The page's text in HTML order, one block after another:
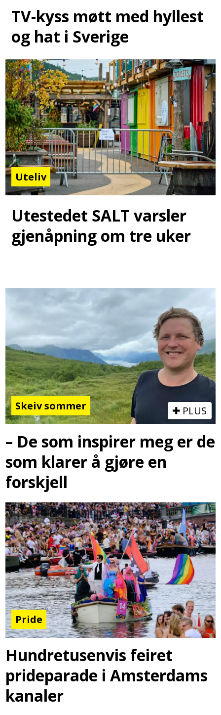
TV-kyss møtt med hyllest
og hat i Sverige
Uteliv
Utestedet SALT varsler
gjenåpning om tre uker
Skeiv sommer PLUS
– De som inspirer meg er de
som klarer å gjøre en
forskjell
Pride
Hundretusenvis feiret
prideparade i Amsterdams
kanaler